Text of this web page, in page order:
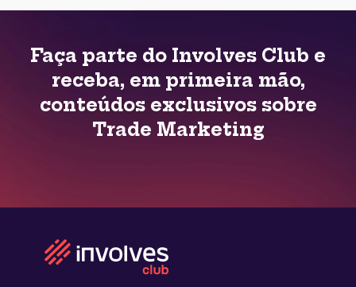
Faça parte do Involves Club e
receba, em primeira mão,
conteúdos exclusivos sobre
Trade Marketing